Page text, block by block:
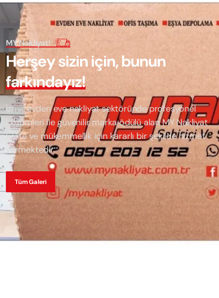
MY Nakliyat!
Herşeysiziniçin,bunun
farkındayız!
İzmir evden eve nakliyat sektöründe profesyonel
çözümleri ile güvenilir marka ödülü alanMY Nakliyat
kalite ve mükemmellik için kararlı bir şekilde hizmet
vermektedir.
Tüm Galeri